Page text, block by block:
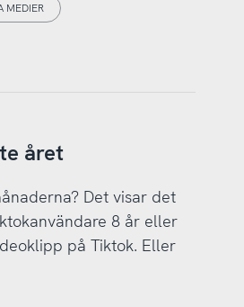
MEDIER
året
Det visar det
8 år eller
på Tiktok. Eller